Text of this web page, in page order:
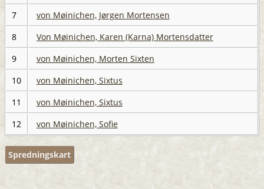
7
von Møinichen, Jørgen Mortensen
8
Von Møinichen, Karen (Karna) Mortensdatter
9
von Møinichen, Morten Sixten
10
von Møinichen, Sixtus
11
von Møinichen, Sixtus
12
von Møinichen, Sofie
Spredningskart